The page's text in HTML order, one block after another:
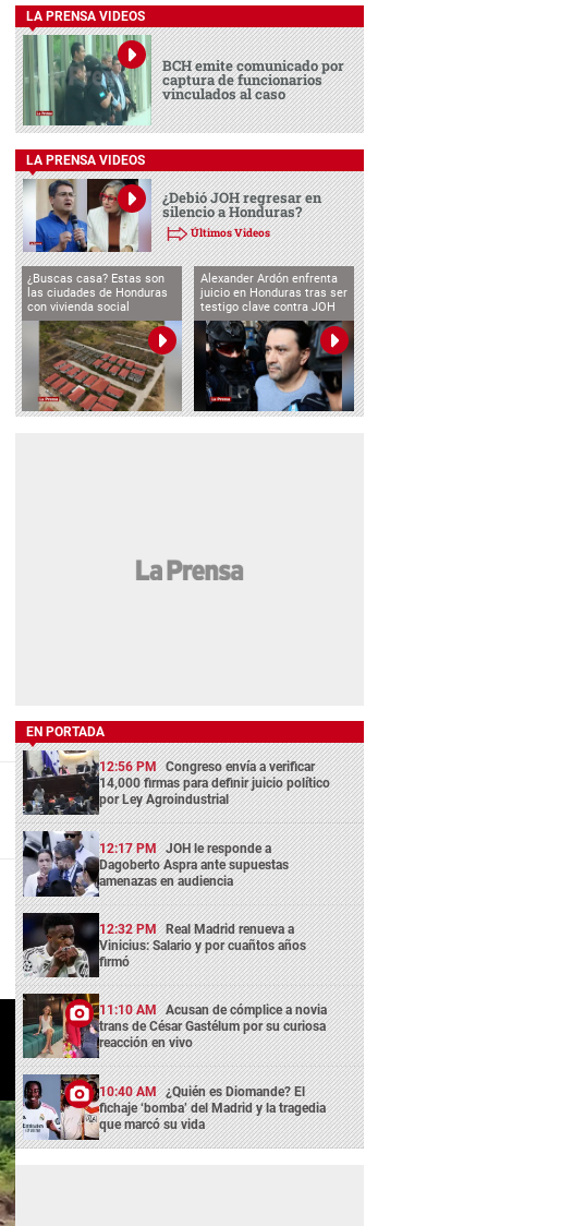
LA PRENSA VIDEOS
BCH emite comunicado por
captura de funcionarios
vinculados al caso
LA PRENSA VIDEOS
¿Debió JOH regresar en
silencio a Honduras?
Últimos Videos
¿Buscas casa? Estas son
las ciudades de Honduras
con vivienda social
Alexander Ardón enfrenta
juicio en Honduras tras ser
testigo clave contra JOH
EN PORTADA
12:56 PM Congreso envía a verificar
14,000 firmas para definir juicio político
por Ley Agroindustrial
12:17 PM JOH le responde a
Dagoberto Aspra ante supuestas
amenazas en audiencia
12:32 PM Real Madrid renueva a
Vinicius: Salario y por cuañtos años
firmó
11:10 AM Acusan de cómplice a novia
trans de César Gastélum por su curiosa
reacción en vivo
10:40 AM ¿Quién es Diomande? El
fichaje ‘bomba’ del Madrid y la tragedia
que marcó su vida